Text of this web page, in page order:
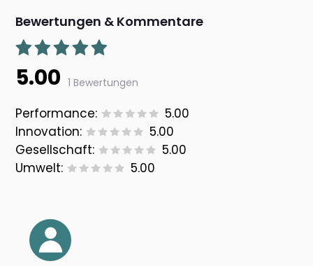
Bewertungen & Kommentare
5.00 1 Bewertungen
Performance:
5.00
Innovation:
5.00
Gesellschaft:
5.00
Umwelt:
5.00